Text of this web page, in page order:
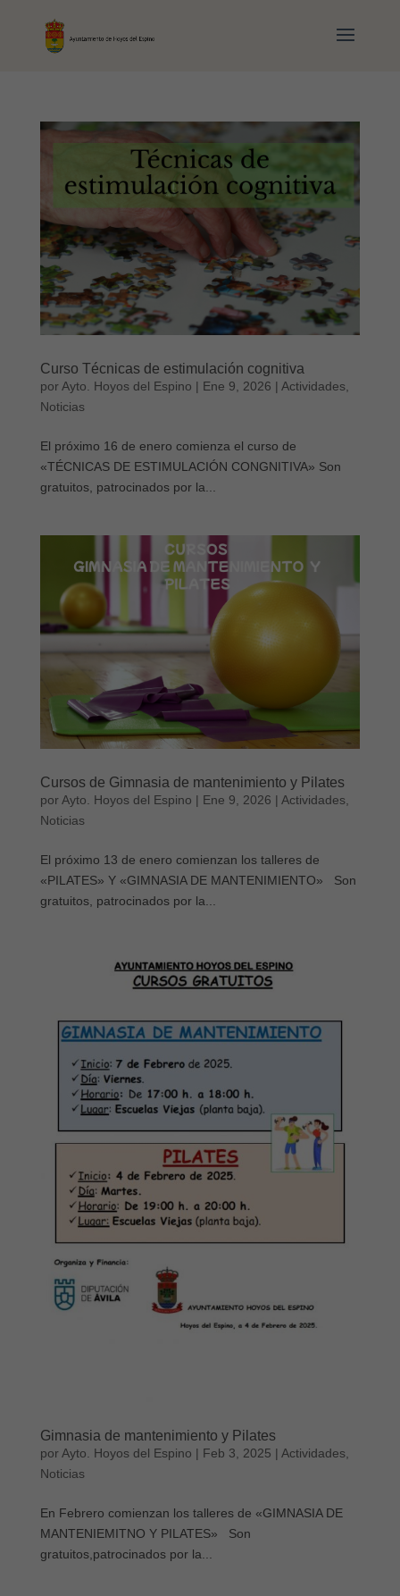
Curso Técnicas de estimulación cognitiva
porAyto. Hoyos del Espino | Ene 9, 2026 | Actividades
Noticias
El próximo 16 de enero comienza el curso de
«TÉCNICAS DE ESTIMULACIÓN CONGNITIVA» Son
gratuitos, patrocinados por la...
Cursos de Gimnasia de mantenimiento y Pilates
porAyto. Hoyos del Espino | Ene 9, 2026 | Actividades
Noticias
El próximo 13 de enero comienzan los talleres de
«PILATES» Y «GIMNASIA DE MANTENIMIENTO» Son
gratuitos, patrocinados por la...
Gimnasia de mantenimiento y Pilates
porAyto. Hoyos del Espino | Feb 3, 2025 | Actividades
Noticias
En Febrero comienzan los talleres de «GIMNASIA DE
MANTENIEMITNO Y PILATES» Son
gratuitos,patrocinados por la...